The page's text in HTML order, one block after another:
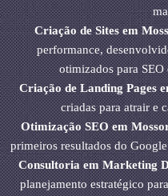
Criação de Sites em
performance,
otimizados para
Criação de Landing Pages
criadas para atrair e
Otimização SEO em
primeiros resultados do
Consultoria em Marketing
planejamento estratégico